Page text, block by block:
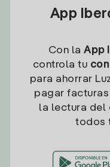
App
Con la App
controla tu
para ahorrar
pagar
la lectura del
todos